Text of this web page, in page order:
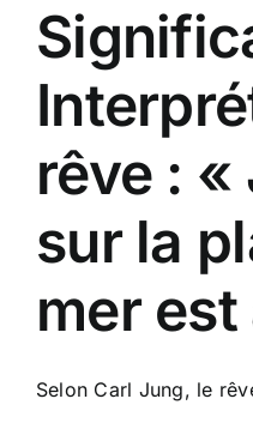
rêve : «
sur la
mer
Selon Carl Jung, le